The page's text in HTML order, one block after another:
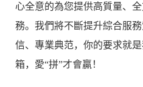
心全意的為您提供高質量、
務。我們將不斷提升綜合服
信、專業典范，你的要求就
箱，愛“拼”才會贏！